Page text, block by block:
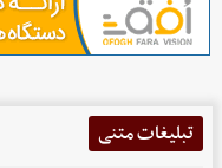
تبلیغات متنی